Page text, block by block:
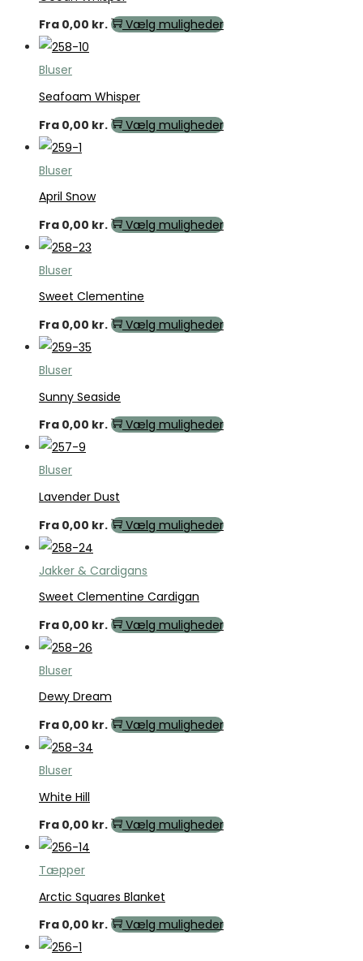
Fra 0,00 kr. Vælg muligheder
Bluser
Seafoam Whisper
Fra 0,00 kr. Vælg muligheder
Bluser
April Snow
Fra 0,00 kr. Vælg muligheder
Bluser
Sweet Clementine
Fra 0,00 kr. Vælg muligheder
Bluser
Sunny Seaside
Fra 0,00 kr. Vælg muligheder
Bluser
Lavender Dust
Fra 0,00 kr. Vælg muligheder
Jakker & Cardigans
Sweet Clementine Cardigan
Fra 0,00 kr. Vælg muligheder
Bluser
Dewy Dream
Fra 0,00 kr. Vælg muligheder
Bluser
White Hill
Fra 0,00 kr. Vælg muligheder
Tæpper
Arctic Squares Blanket
Fra 0,00 kr. Vælg muligheder